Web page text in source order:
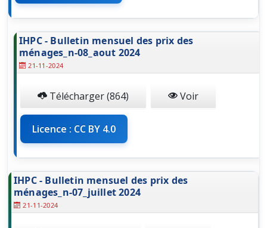
IHPC - Bulletin mensuel des prix des
ménages_n-08_aout 2024
21-11-2024
Télécharger (864) Voir
Licence : CC BY 4.0
IHPC - Bulletin mensuel des prix des
ménages_n-07_juillet 2024
21-11-2024